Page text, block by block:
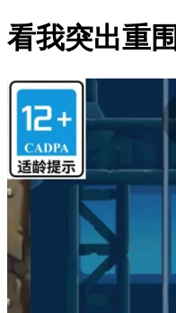
看我突出重围